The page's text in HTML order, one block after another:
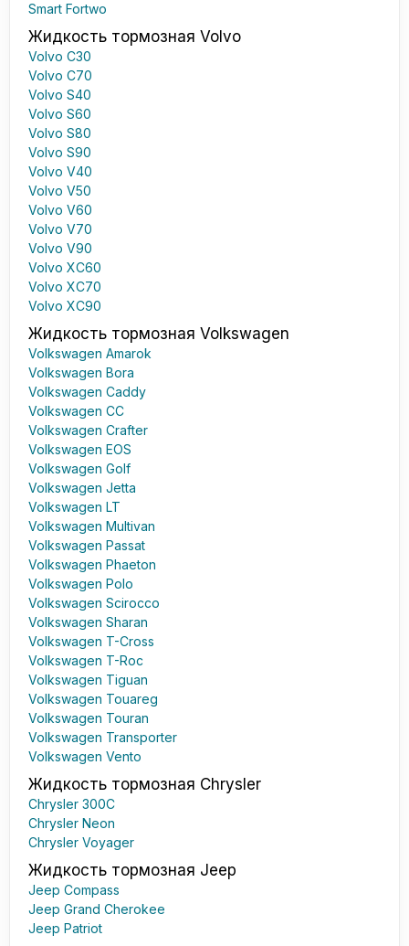
Smart Fortwo
Жидкость тормозная Volvo
Volvo C30
Volvo C70
Volvo S40
Volvo S60
Volvo S80
Volvo S90
Volvo V40
Volvo V50
Volvo V60
Volvo V70
Volvo V90
Volvo XC60
Volvo XC70
Volvo XC90
Жидкость тормозная Volkswagen
Volkswagen Amarok
Volkswagen Bora
Volkswagen Caddy
Volkswagen CC
Volkswagen Crafter
Volkswagen EOS
Volkswagen Golf
Volkswagen Jetta
Volkswagen LT
Volkswagen Multivan
Volkswagen Passat
Volkswagen Phaeton
Volkswagen Polo
Volkswagen Scirocco
Volkswagen Sharan
Volkswagen T-Cross
Volkswagen T-Roc
Volkswagen Tiguan
Volkswagen Touareg
Volkswagen Touran
Volkswagen Transporter
Volkswagen Vento
Жидкость тормозная Chrysler
Chrysler 300C
Chrysler Neon
Chrysler Voyager
Жидкость тормозная Jeep
Jeep Compass
Jeep Grand Cherokee
Jeep Patriot